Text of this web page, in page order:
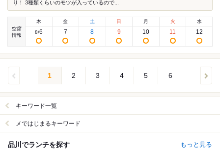
り！ 3種類くらいのモツが入っているので...
空席
情報
木
8/6
金
7
土
8
日
9
月
10
火
11
水
12
1 2 3 4 5 6
キーワード一覧
メではじまるキーワード
品川でランチを探す もっと見る